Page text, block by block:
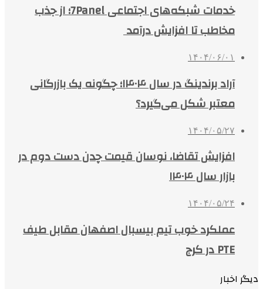
خدمات شبکه‌های اجتماعی 7Panel؛ از جذب
مخاطب تا افزایش درآمد
۱۴۰۴/۰۶/۰۱
آراد برندینگ در سال ۱۴۰۴؛ چگونه یک بازرگانی
معتبر شکل می‌گیرد؟
۱۴۰۴/۰۵/۲۷
افزایش تقاضا، نوسان قیمت چدن دست دوم در
بازار سال ۱۴۰۴
۱۴۰۴/۰۵/۲۴
عملکرد خوب تیم بیسبال اصفهان مقابل طیف
PTE در کرج
دیگر اخبار